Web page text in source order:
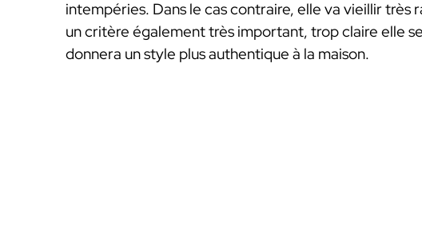
intempéries. Dans le cas contraire, elle va vieillir
un critère également très important, trop claire elle
donnera un style plus authentique à la maison.